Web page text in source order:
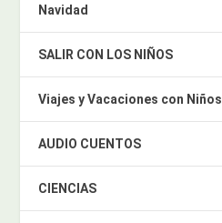
Navidad
SALIR CON LOS NIÑOS
Viajes y Vacaciones con Niños
AUDIO CUENTOS
CIENCIAS